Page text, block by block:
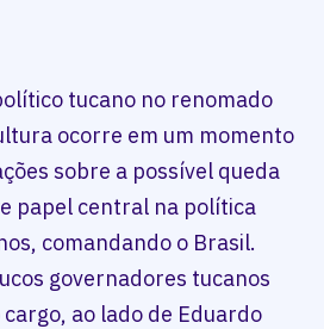
tucano no renomado
ocorre em um momento
sobre a possível queda
papel central na política
comandando o Brasil.
governadores tucanos
ao lado de Eduardo